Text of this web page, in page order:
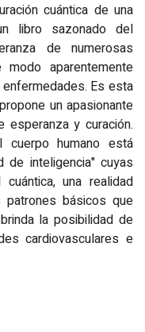
cuántica de una
libro sazonado del
de numerosas
aparentemente
Es esta
un apasionante
esperanza y curación.
cuerpo humano está
inteligencia" cuyas
una realidad
básicos que
la posibilidad de
cardiovasculares e